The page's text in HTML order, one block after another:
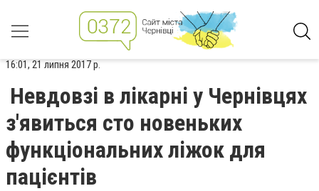
16:01, 21 липня 2017 р.
Невдовзі в лікарні у Чернівцях
з'явиться сто новеньких
функціональних ліжок для
пацієнтів